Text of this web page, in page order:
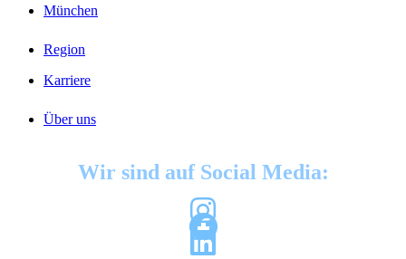
München
Region
Karriere
Über uns
Wir sind auf Social Media: